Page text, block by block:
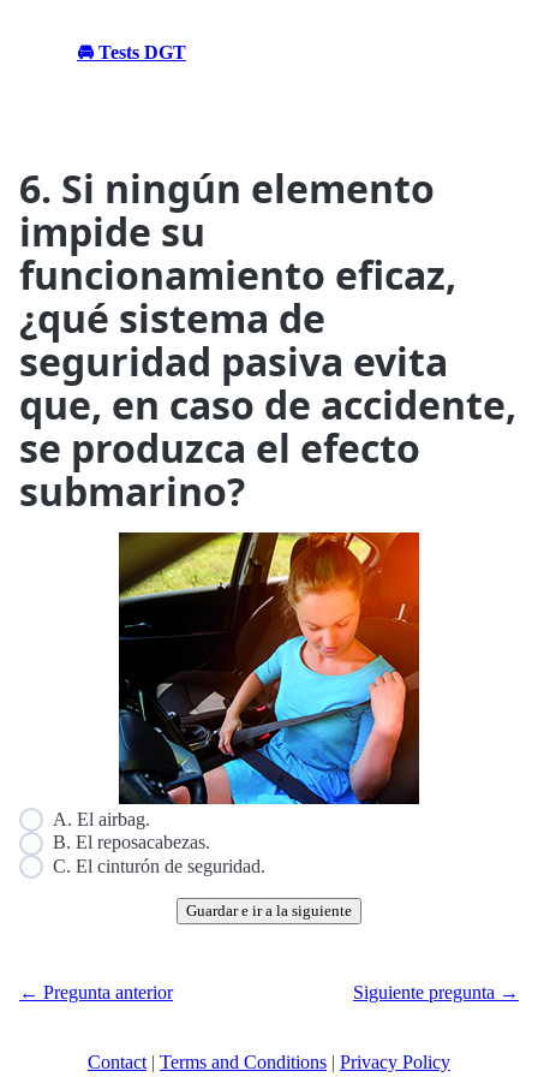
🚘 Tests DGT
6. Si ningún elemento
impide su
funcionamiento eficaz,
¿qué sistema de
seguridad pasiva evita
que, en caso de accidente,
se produzca el efecto
submarino?
A. El airbag.
B. El reposacabezas.
C. El cinturón de seguridad.
Guardar e ir a la siguiente
← Pregunta anterior Siguiente pregunta →
Contact | Terms and Conditions | Privacy Policy